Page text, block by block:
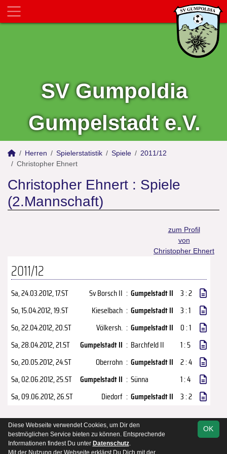
SV Gumpoldia
Gumpelstadt e.V.
Herren Spielerstatistik Spiele
2011/12
Christopher Ehnert
Christopher Ehnert : Spiele
(2.Mannschaft)
zum Profil
von
Christopher Ehnert
2011/12
Sa, 24.03.2012, 17.ST Sv Borsch II : Gumpelstadt II 3 : 2
So, 15.04.2012, 19.ST Kieselbach : Gumpelstadt II 3 : 1
So, 22.04.2012, 20.ST Völkersh. : Gumpelstadt II 0 : 1
Sa, 28.04.2012, 21.ST Gumpelstadt II : Barchfeld II
1 : 5
So, 20.05.2012, 24.ST Oberrohn : Gumpelstadt II 2 : 4
Sa, 02.06.2012, 25.ST Gumpelstadt II : Sünna
1 : 4
Sa, 09.06.2012, 26.ST Diedorf : Gumpelstadt II 3 : 2
soccero.de
© 2006 - 2026
OK
Diese Webseite verwendet Cookies, um Dir den
bestmöglichen Service bieten zu können. Entsprechende
Informationen findest Du unter Datenschutz.
Mit der Nutzung der Webseite erklärst Du Dich mit der